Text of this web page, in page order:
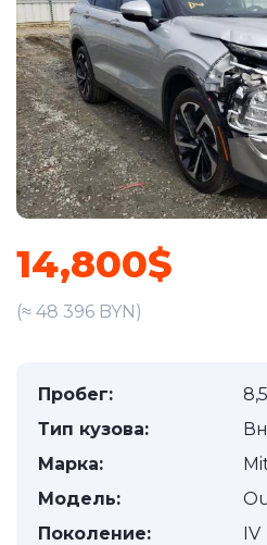
14,800$
(≈ 48 396 BYN)
Пробег:
Тип кузова:
Марка:
Модель:
Поколение:
IV